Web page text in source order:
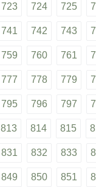
723 724 725
741 742 743
759 760 761
777 778 779
795 796 797
813 814 815
831 832 833
849 850 851